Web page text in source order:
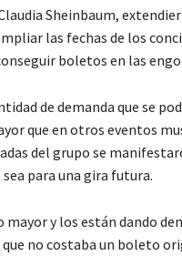
Sheinbaum,
las fechas de los
boletos en las
de demanda que se
que en otros eventos
del grupo se
sea para una gira futura.
mayor y los están dando
que no costaba un boleto